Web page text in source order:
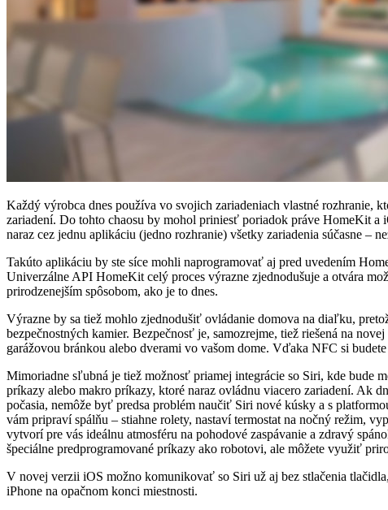
Každý výrobca dnes používa vo svojich zariadeniach vlastné rozhranie,
zariadení. Do tohto chaosu by mohol priniesť poriadok práve HomeKit a
naraz cez jednu aplikáciu (jedno rozhranie) všetky zariadenia súčasne –
Takúto aplikáciu by ste síce mohli naprogramovať aj pred uvedením
Univerzálne API HomeKit celý proces výrazne zjednodušuje a otvára
prirodzenejším spôsobom, ako je to dnes.
Výrazne by sa tiež mohlo zjednodušiť ovládanie domova na diaľku,
bezpečnostných kamier. Bezpečnosť je, samozrejme, tiež riešená na
garážovou bránkou alebo dverami vo vašom dome. Vďaka NFC si
Mimoriadne sľubná je tiež možnosť priamej integrácie so Siri, kde bude
príkazy alebo makro príkazy, ktoré naraz ovládnu viacero zariadení. Ak
počasia, nemôže byť predsa problém naučiť Siri nové kúsky a s
vám pripraví spálňu – stiahne rolety, nastaví termostat na nočný režim,
vytvorí pre vás ideálnu atmosféru na pohodové zaspávanie a zdravý
špeciálne predprogramované príkazy ako robotovi, ale môžete využiť
V novej verzii iOS možno komunikovať so Siri už aj bez stlačenia
iPhone na opačnom konci miestnosti.